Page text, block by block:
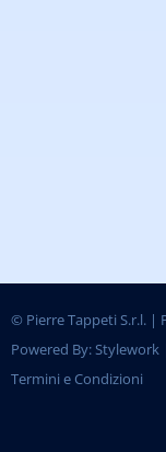
© Pierre Tappeti S.r.l. |
Powered By:Stylework|
Termini e Condizioni